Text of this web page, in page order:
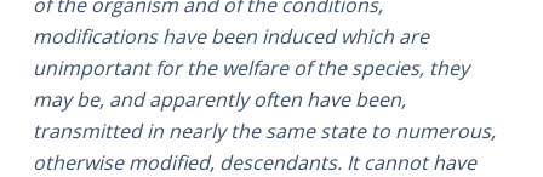
modifications have been induced which are
unimportant for the welfare of the species, they
may be, and apparently often have been,
transmitted in nearly the same state to numerous,
otherwise modified, descendants. It cannot have